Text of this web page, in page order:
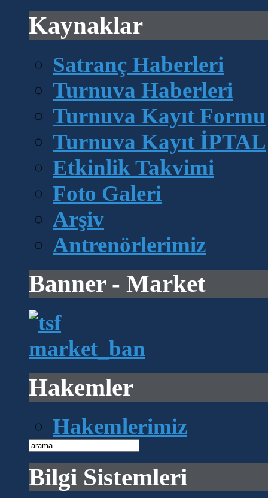
Kaynaklar
Satranç Haberleri
Turnuva Haberleri
Turnuva Kayıt Formu
Turnuva Kayıt İPTAL
Etkinlik Takvimi
Foto Galeri
Arşiv
Antrenörlerimiz
Banner - Market
Hakemler
Hakemlerimiz
Bilgi Sistemleri